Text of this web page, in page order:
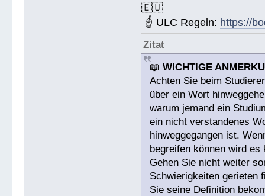
🇪🇺
☝ ULC Regeln: https://
Zitat
📖WICHTIGE
Achten Sie beim
über ein Wort
warum jemand ein
ein nicht verstandenes
hinweggegangen ist.
begreifen können wird
Gehen Sie nicht weiter
Schwierigkeiten gerieten
Sie seine Definition